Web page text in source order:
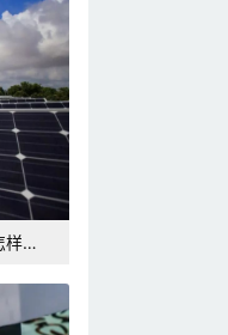
的